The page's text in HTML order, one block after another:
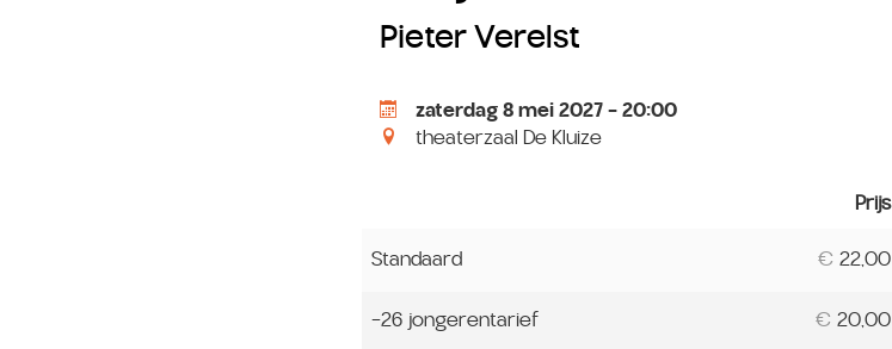
Pieter Verelst
zaterdag 8 mei 2027 - 20:00
theaterzaal De Kluize
Prijs
Standaard € 22,00
-26 jongerentarief € 20,00